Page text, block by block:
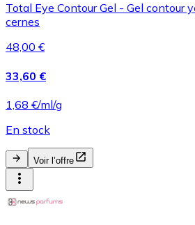
Total Eye Contour Gel - Gel contour
cernes
48,00 €
33,60 €
1,68 €/ml/g
En stock
Voir l’offre